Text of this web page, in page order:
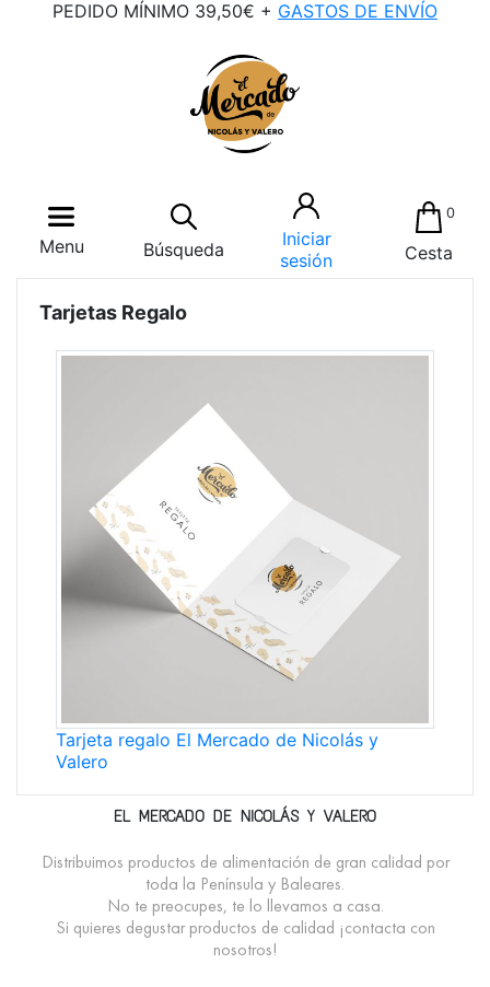
PEDIDO MÍNIMO 39,50€ + GASTOS DE ENVÍO
Menu Búsqueda
Iniciar
sesión
0
Cesta
Tarjetas Regalo
Tarjeta regalo El Mercado de Nicolás y
Valero
EL MERCADO DE NICOLÁS Y VALERO
Distribuimos productos de alimentación de gran calidad por
toda la Península y Baleares.
No te preocupes, te lo llevamos a casa.
Si quieres degustar productos de calidad ¡contacta con
nosotros!